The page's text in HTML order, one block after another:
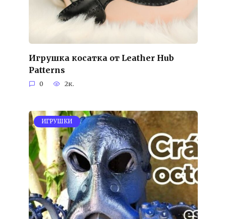
Игрушка косатка от Leather Hub
Patterns
0 2к.
ИГРУШКИ